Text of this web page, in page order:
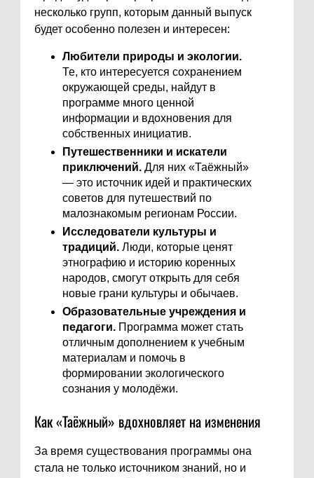
несколько групп, которым данный выпуск
будет особенно полезен и интересен:
Любители природы и экологии.
Те, кто интересуется сохранением
окружающей среды, найдут в
программе много ценной
информации и вдохновения для
собственных инициатив.
Путешественники и искатели
приключений. Для них «Таёжный»
— это источник идей и практических
советов для путешествий по
малознакомым регионам России.
Исследователи культуры и
традиций. Люди, которые ценят
этнографию и историю коренных
народов, смогут открыть для себя
новые грани культуры и обычаев.
Образовательные учреждения и
педагоги. Программа может стать
отличным дополнением к учебным
материалам и помочь в
формировании экологического
сознания у молодёжи.
Как «Таёжный» вдохновляет на изменения
За время существования программы она
стала не только источником знаний, но и